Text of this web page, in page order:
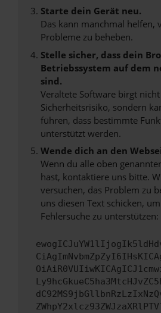
Starte dein Gerät neu.
Das kann manchmal helfen,
Probleme zu beheben.
Stelle sicher, dass dein
Betriebssystem auf dem
sind.
Veraltete Software birgt
Sicherheitsrisiko, sondern
führen, dass bestimmte
unterstützt werden.
Wende dich an den
Wenn du alle oben
hast, kontaktiere uns bitte.
versuchen, das Problem zu
uns diesen Text schicken,
Fehlersuche zu unterstützen: